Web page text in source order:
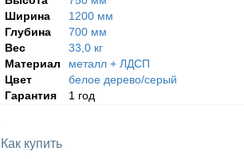
Ширина
1200 мм
Глубина
700 мм
Вес
33,0 кг
Материал
металл + ЛДСП
Цвет
белое дерево/серый
Гарантия
1 год
Как купить